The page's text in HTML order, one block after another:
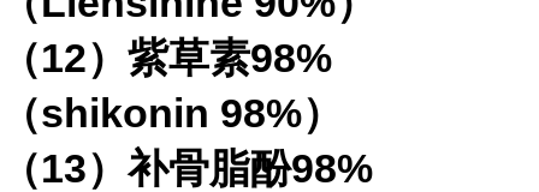
（12）紫草素98%
（shikonin 98%）
（13）补骨脂酚98%